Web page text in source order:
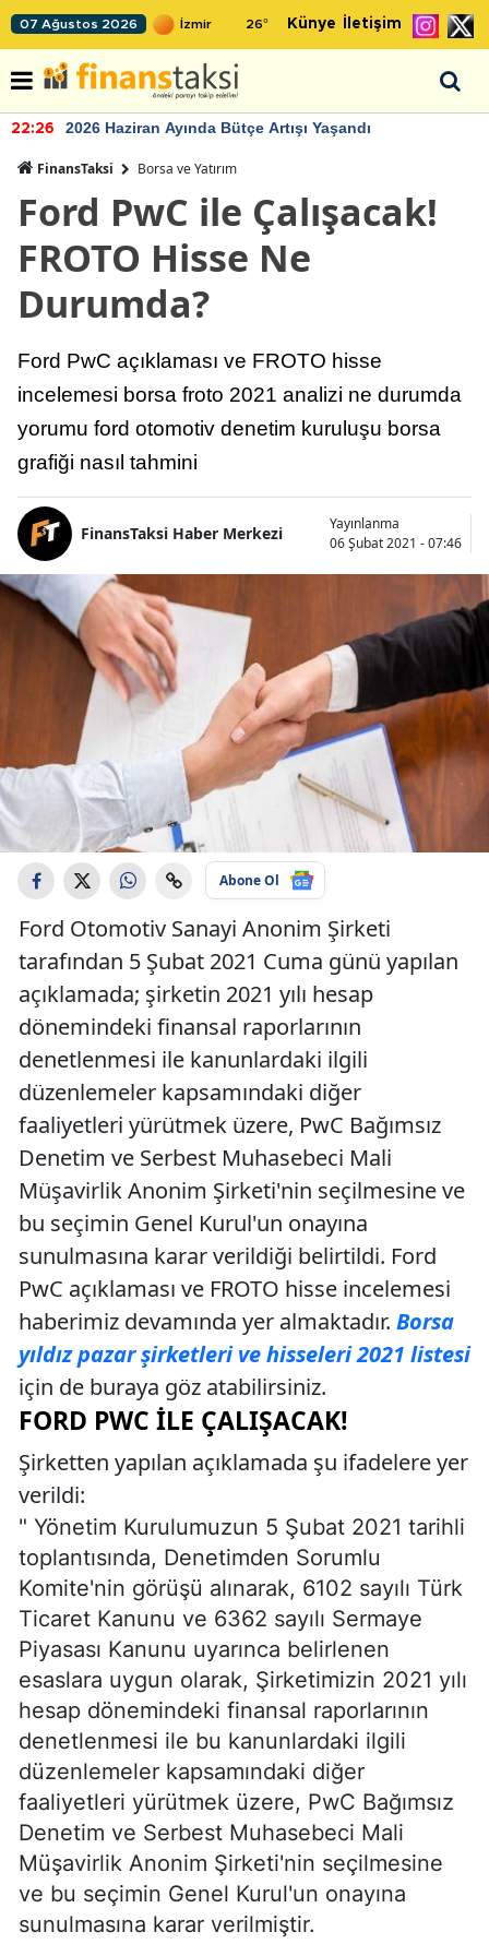
07 Ağustos 2026 26° Künye İletişim
22:26 2026 Haziran Ayında Bütçe Artışı Yaşandı
FinansTaksi Borsa ve Yatırım
Ford PwC ile Çalışacak!
FROTO Hisse Ne
Durumda?
Ford PwC açıklaması ve FROTO hisse
incelemesi borsa froto 2021 analizi ne durumda
yorumu ford otomotiv denetim kuruluşu borsa
grafiği nasıl tahmini
FinansTaksi Haber Merkezi
Yayınlanma
06 Şubat 2021 - 07:46
Abone Ol
Ford Otomotiv Sanayi Anonim Şirketi
tarafından 5 Şubat 2021 Cuma günü yapılan
açıklamada; şirketin 2021 yılı hesap
dönemindeki finansal raporlarının
denetlenmesi ile kanunlardaki ilgili
düzenlemeler kapsamındaki diğer
faaliyetleri yürütmek üzere, PwC Bağımsız
Denetim ve Serbest Muhasebeci Mali
Müşavirlik Anonim Şirketi'nin seçilmesine ve
bu seçimin Genel Kurul'un onayına
sunulmasına karar verildiği belirtildi. Ford
PwC açıklaması ve FROTO hisse incelemesi
haberimiz devamında yer almaktadır. Borsa
yıldız pazar şirketleri ve hisseleri 2021 listesi
için de buraya göz atabilirsiniz.
FORD PWC ILE ÇALIŞACAK!
Şirketten yapılan açıklamada şu ifadelere yer
verildi:
" Yönetim Kurulumuzun 5 Şubat 2021 tarihli
toplantısında, Denetimden Sorumlu
Komite'nin görüşü alınarak, 6102 sayılı Türk
Ticaret Kanunu ve 6362 sayılı Sermaye
Piyasası Kanunu uyarınca belirlenen
esaslara uygun olarak, Şirketimizin 2021 yılı
hesap dönemindeki finansal raporlarının
denetlenmesi ile bu kanunlardaki ilgili
düzenlemeler kapsamındaki diğer
faaliyetleri yürütmek üzere, PwC Bağımsız
Denetim ve Serbest Muhasebeci Mali
Müşavirlik Anonim Şirketi'nin seçilmesine
ve bu seçimin Genel Kurul'un onayına
sunulmasına karar verilmiştir.